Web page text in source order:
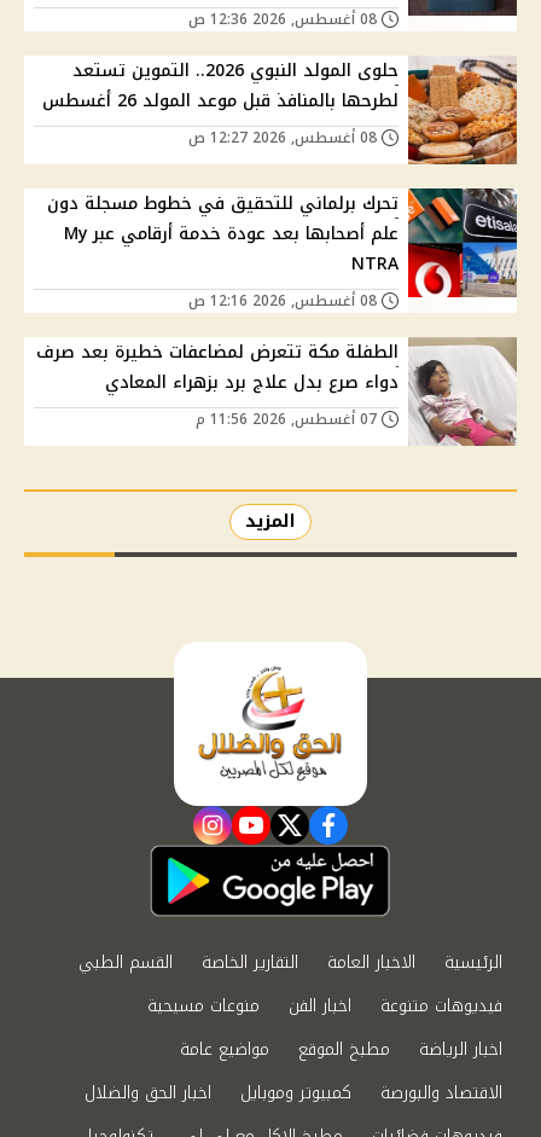
حلوى المولد النبوي 2026.. التموين تستعد
لطرحها بالمنافذ قبل موعد المولد 26 أغسطس
تحرك برلماني للتحقيق في خطوط مسجلة دون
علم أصحابها بعد عودة خدمة أرقامي عبر My
NTRA
الطفلة مكة تتعرض لمضاعفات خطيرة بعد صرف
دواء صرع بدل علاج برد بزهراء المعادي
المزيد
facebook
twitter
youtube
instagram
الرئيسية الاخبار العامة التقارير الخاصة
القسم الطبي
فيديوهات متنوعة
اخبار الفن
منوعات مسيحية
اخبار الرياضة
مطبخ الموقع
مواضيع عامة
الاقتصاد والبورصة
كمبيوتر وموبايل
اخبار الحق والضلال